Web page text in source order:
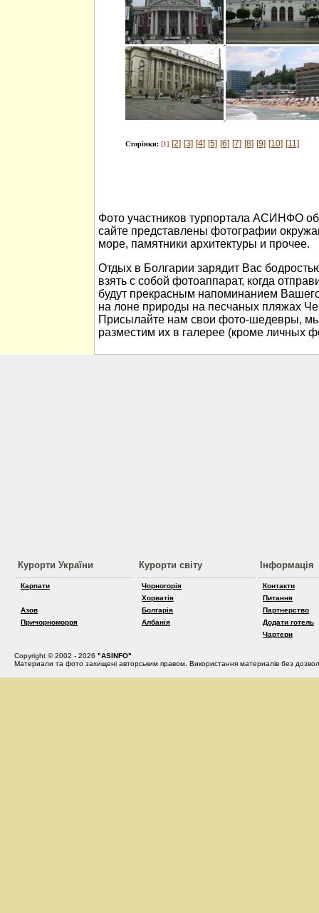
Сторінки: [1] [2] [3] [4] [5] [6] [7] [8] [9] [10] [11]
Фото участников турпортала АСИНФО
сайте представлены фотографии
море, памятники архитектуры и прочее.
Отдых в Болгарии зарядит Вас
взять с собой фотоаппарат, когда
будут прекрасным напоминанием
на лоне природы на песчаных пляжах
Присылайте нам свои фото-шедевры, мы
разместим их в галерее (кроме личных
Курорти України
Карпати
Азов
Причорноморря
Курорти світу
Чорногорія
Хорватія
Болгарія
Албанія
Інформація
Контакти
Питання
Партнерство
Додати готель
Чартери
Copyright © 2002 - 2026 "ASINFO"
Материали та фото захищені авторським правом. Використання материалів без